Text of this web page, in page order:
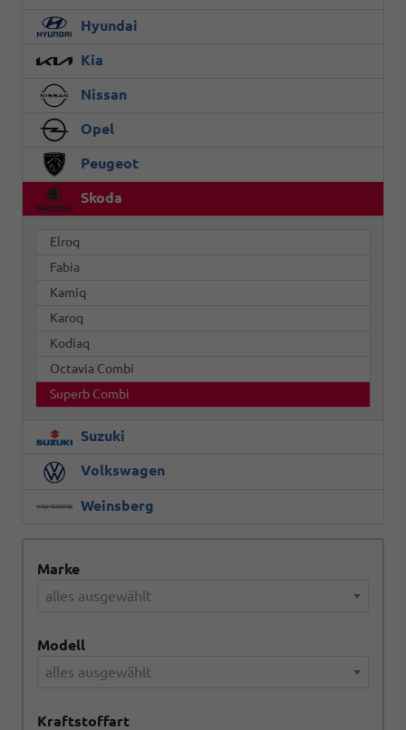
Hyundai
Kia
Nissan
Opel
Peugeot
Skoda
Elroq
Fabia
Kamiq
Karoq
Kodiaq
Octavia Combi
Superb Combi
Suzuki
Volkswagen
Weinsberg
Marke
alles ausgewählt
Modell
alles ausgewählt
Kraftstoffart